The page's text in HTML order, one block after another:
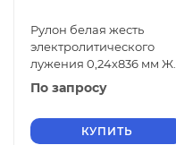
Рулон белая жесть
электролитического
лужения 0,24х836 мм ЖК
ГОСТ Р 52204-2004
По запросу
КУПИТЬ